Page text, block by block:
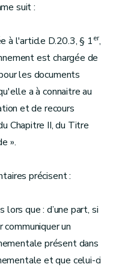
suit :
à l'article D.20.3, § 1er,
est chargée de
les documents
a à connaitre au
et de recours
Chapitre II, du Titre
».
précisent :
lors que : d’une part, si
communiquer un
présent dans
et que celui-ci